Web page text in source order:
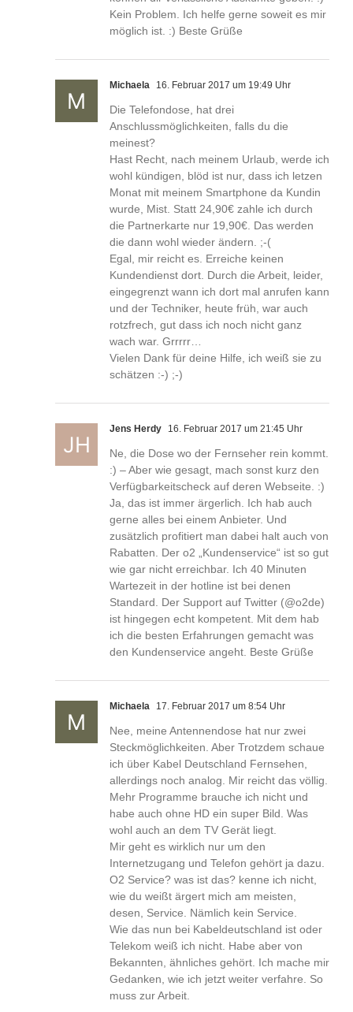
Kein Problem. Ich helfe gerne soweit es mir
möglich ist. :) Beste Grüße
Michaela 16. Februar 2017 um 19:49 Uhr
Die Telefondose, hat drei
Anschlussmöglichkeiten, falls du die
meinest?
Hast Recht, nach meinem Urlaub, werde ich
wohl kündigen, blöd ist nur, dass ich letzen
Monat mit meinem Smartphone da Kundin
wurde, Mist. Statt 24,90€ zahle ich durch
die Partnerkarte nur 19,90€. Das werden
die dann wohl wieder ändern. ;-(
Egal, mir reicht es. Erreiche keinen
Kundendienst dort. Durch die Arbeit, leider,
eingegrenzt wann ich dort mal anrufen kann
und der Techniker, heute früh, war auch
rotzfrech, gut dass ich noch nicht ganz
wach war. Grrrrr…
Vielen Dank für deine Hilfe, ich weiß sie zu
schätzen :-) ;-)
Jens Herdy 16. Februar 2017 um 21:45 Uhr
Ne, die Dose wo der Fernseher rein kommt.
:) – Aber wie gesagt, mach sonst kurz den
Verfügbarkeitscheck auf deren Webseite. :)
Ja, das ist immer ärgerlich. Ich hab auch
gerne alles bei einem Anbieter. Und
zusätzlich profitiert man dabei halt auch von
Rabatten. Der o2 „Kundenservice“ ist so gut
wie gar nicht erreichbar. Ich 40 Minuten
Wartezeit in der hotline ist bei denen
Standard. Der Support auf Twitter (@o2de)
ist hingegen echt kompetent. Mit dem hab
ich die besten Erfahrungen gemacht was
den Kundenservice angeht. Beste Grüße
Michaela 17. Februar 2017 um 8:54 Uhr
Nee, meine Antennendose hat nur zwei
Steckmöglichkeiten. Aber Trotzdem schaue
ich über Kabel Deutschland Fernsehen,
allerdings noch analog. Mir reicht das völlig.
Mehr Programme brauche ich nicht und
habe auch ohne HD ein super Bild. Was
wohl auch an dem TV Gerät liegt.
Mir geht es wirklich nur um den
Internetzugang und Telefon gehört ja dazu.
O2 Service? was ist das? kenne ich nicht,
wie du weißt ärgert mich am meisten,
desen, Service. Nämlich kein Service.
Wie das nun bei Kabeldeutschland ist oder
Telekom weiß ich nicht. Habe aber von
Bekannten, ähnliches gehört. Ich mache mir
Gedanken, wie ich jetzt weiter verfahre. So
muss zur Arbeit.